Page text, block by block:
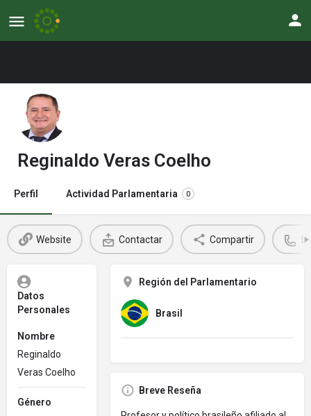
Reginaldo Veras Coelho
Perfil Actividad Parlamentaria 0
Website Contactar Compartir
Datos
Personales
Nombre
Reginaldo
Veras Coelho
Género
Región del Parlamentario
Brasil
Breve Reseña